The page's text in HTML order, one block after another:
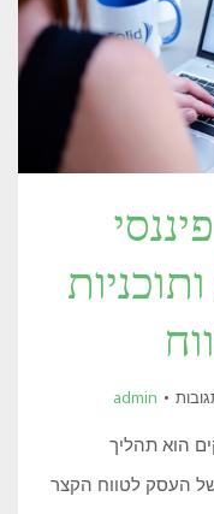
על
תכנון
לעסקים:
admin
הוא תהליך
העסק לטווח הקצר